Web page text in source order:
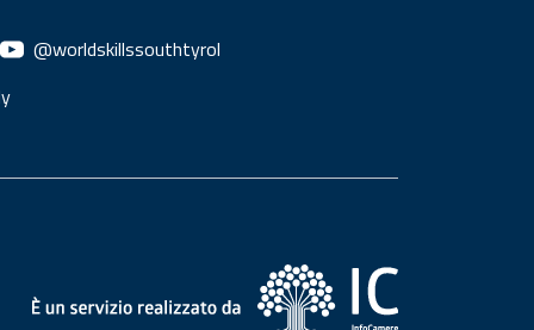
@worldskillssouthtyrol